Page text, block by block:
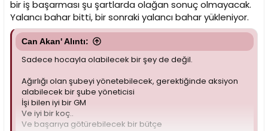
bir iş başarması şu şartlarda olağan sonuç olmayacak.
Yalancı bahar bitti, bir sonraki yalancı bahar yükleniyor.
Can Akan' Alıntı:
Sadece hocayla olabilecek bir şey de değil.
Ağırlığı olan şubeyi yönetebilecek, gerektiğinde aksiyon
alabilecek bir şube yöneticisi
İşi bilen iyi bir GM
Ve iyi bir koç..
Ve başarıya götürebilecek bir bütçe